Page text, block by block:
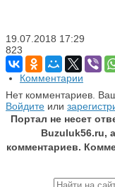
19.07.2018 17:29
823
Комментарии
Нет комментариев.
Войдите или
Портал не несет
Buzuluk56.ru,
комментариев.